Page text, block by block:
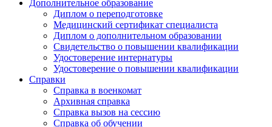
Дополнительное образование
Диплом о переподготовке
Медицинский сертификат специалиста
Диплом о дополнительном образовании
Свидетельство о повышении квалификации
Удостоверение интернатуры
Удостоверение о повышении квалификации
Справки
Справка в военкомат
Архивная справка
Справка вызов на сессию
Справка об обучении